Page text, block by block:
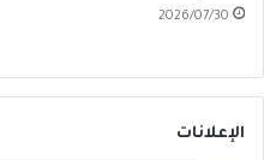
2026/07/30
الإعلانات